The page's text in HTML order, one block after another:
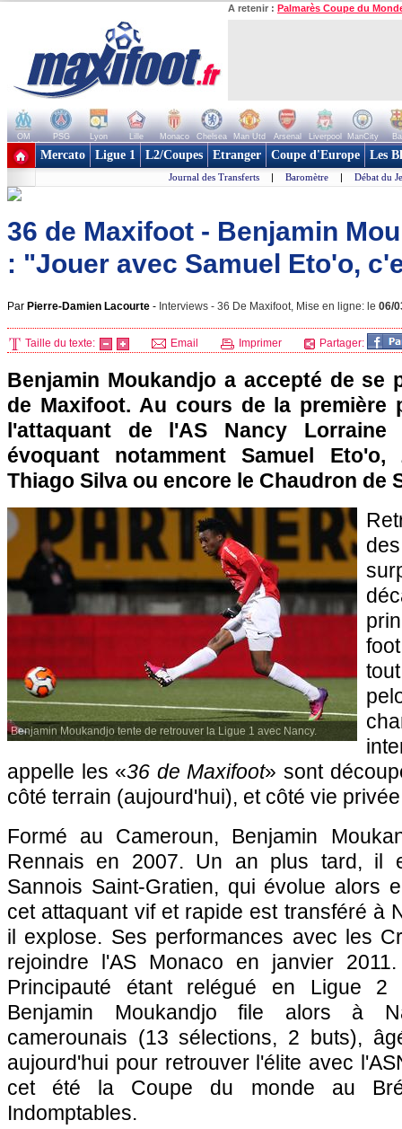
A retenir : Palmarès Coupe du
OM PSG Lyon Lille Monaco Chelsea Man Utd Arsenal Liverpool ManCity
+ de clubs
Mercato Ligue 1 L2/Coupes Etranger Coupe d'Europe Les
Journal des Transferts | Baromètre | Débat du
36 de Maxifoot - Benjamin
: "Jouer avec Samuel Eto'o,
Par Pierre-Damien Lacourte - Interviews - 36 De Maxifoot, Mise en ligne: le 06/
Taille du texte: Email Imprimer Partager:
Benjamin Moukandjo a accepté de se
de Maxifoot. Au cours de la première
l'attaquant de l'AS Nancy Lorraine
évoquant notamment Samuel Eto'o,
Thiago Silva ou encore le Chaudron de
Benjamin Moukandjo tente de retrouver la Ligue 1 avec Nancy.
appelle les «36 de Maxifoot» sont
côté terrain (aujourd'hui), et côté vie
Formé au Cameroun, Benjamin
Rennais en 2007. Un an plus tard, il
Sannois Saint-Gratien, qui évolue alors
cet attaquant vif et rapide est transféré à
il explose. Ses performances avec les
rejoindre l'AS Monaco en janvier
Principauté étant relégué en Ligue
Benjamin Moukandjo file alors à
camerounais (13 sélections, 2 buts),
aujourd'hui pour retrouver l'élite avec
cet été la Coupe du monde au
Indomptables.